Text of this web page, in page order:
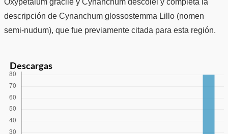
descripción de Cynanchum glossostemma Lillo (nomen
semi-nudum), que fue previamente citada para esta región.
Descargas